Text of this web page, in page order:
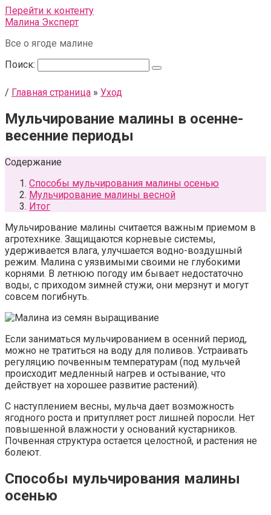
Перейти к контенту
Малина Эксперт
Все о ягоде малине
Поиск:
/ Главная страница » Уход
Мульчирование малины в осенне-
весенние периоды
Содержание
Способы мульчирования малины осенью
Мульчирование малины весной
Итог
Мульчирование малины считается важным приемом в
агротехнике. Защищаются корневые системы,
удерживается влага, улучшается водно-воздушный
режим. Малина с уязвимыми своими не глубокими
корнями. В летнюю погоду им бывает недостаточно
воды, с приходом зимней стужи, они мерзнут и могут
совсем погибнуть.
Если заниматься мульчированием в осенний период,
можно не тратиться на воду для поливов. Устраивать
регуляцию почвенным температурам (под мульчей
происходит медленный нагрев и остывание, что
действует на хорошее развитие растений).
С наступлением весны, мульча дает возможность
ягодного роста и притупляет рост лишней поросли. Нет
повышенной влажности у оснований кустарников.
Почвенная структура остается целостной, и растения не
болеют.
Способы мульчирования малины
осенью